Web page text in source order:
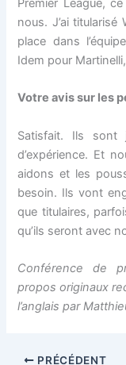
Premier League,
nous. J’ai
place dans
Idem pour
Votre avis sur les
Satisfait. Ils sont
d’expérience. Et
aidons et les
besoin. Ils vont
que titulaires,
qu’ils seront avec
Conférence de
propos originaux
l’anglais par
PRÉCÉDENT